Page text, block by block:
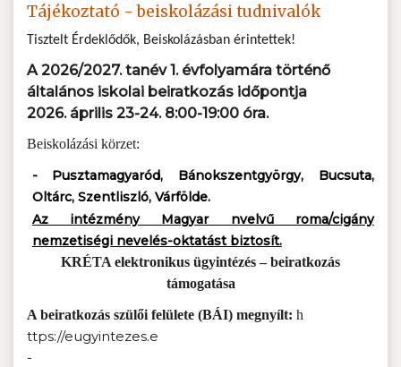
Tájékoztató - beiskolázási tudnivalók
Tisztelt Érdeklődők, Beiskolázásban érintettek!
A 2026/2027. tanév 1. évfolyamára történő
általános iskolai beiratkozás időpontja
2026. április 23-24. 8:00-19:00 óra.
Beiskolázási körzet:
- Pusztamagyaród, Bánokszentgyörgy, Bucsuta,
Oltárc, Szentliszló, Várfölde.
Az intézmény Magyar nvelvű roma/cigány
nemzetiségi nevelés-oktatást biztosít.
KRÉTA elektronikus ügyintézés – beiratkozás
támogatása
A beiratkozás szülői felülete (BÁI) megnyílt: h
ttps://eugyintezes.e
-